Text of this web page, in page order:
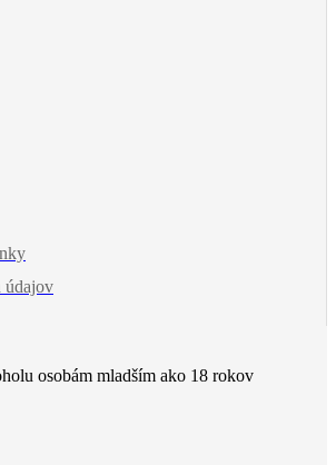
údajov
osobám mladším ako 18 rokov